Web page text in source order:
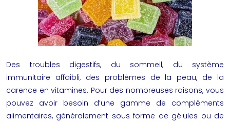
Des troubles digestifs, du sommeil, du système
immunitaire affaibli, des problèmes de la peau, de la
carence en vitamines. Pour des nombreuses raisons, vous
pouvez avoir besoin d’une gamme de compléments
alimentaires, généralement sous forme de gélules ou de